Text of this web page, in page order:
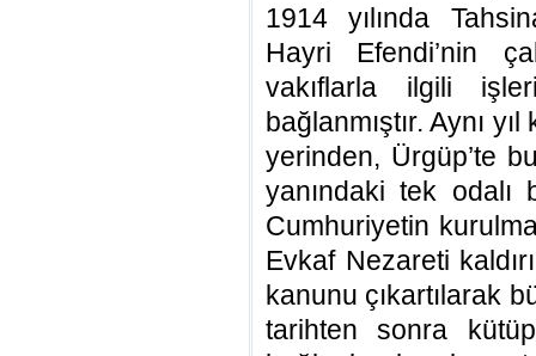
1914 yılında
Hayri Efendi’nin
vakıflarla ilgili
bağlanmıştır. Aynı
yerinden, Ürgüp’te
yanındaki tek odalı
Cumhuriyetin
Evkaf Nezareti
kanunu çıkartılarak
tarihten sonra